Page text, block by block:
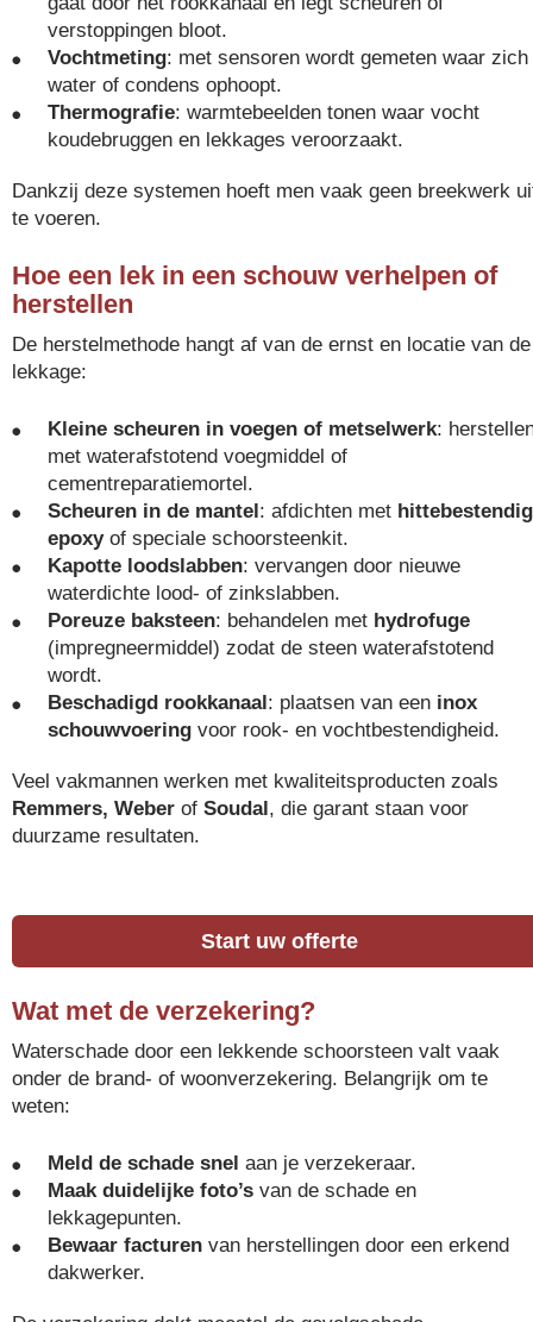
verstoppingen bloot.
Vochtmeting: met sensoren wordt gemeten waar zich
water of condens ophoopt.
Thermografie: warmtebeelden tonen waar vocht
koudebruggen en lekkages veroorzaakt.
Dankzij deze systemen hoeft men vaak geen breekwerk
te voeren.
Hoe een lek in een schouw verhelpen of
herstellen
De herstelmethode hangt af van de ernst en locatie van de
lekkage:
Kleine scheuren in voegen of metselwerk:
met waterafstotend voegmiddel of
cementreparatiemortel.
Scheuren in de mantel: afdichten met
epoxyof speciale schoorsteenkit.
Kapotte loodslabben: vervangen door nieuwe
waterdichte lood- of zinkslabben.
Poreuze baksteen: behandelen met hydrofuge
(impregneermiddel) zodat de steen waterafstotend
wordt.
Beschadigd rookkanaal: plaatsen van een inox
schouwvoering voor rook- en vochtbestendigheid.
Veel vakmannen werken met kwaliteitsproducten zoals
Remmers, Weber of Soudal, die garant staan voor
duurzame resultaten.
Start uw offerte
Wat met de verzekering?
Waterschade door een lekkende schoorsteen valt vaak
onder de brand- of woonverzekering. Belangrijk om te
weten:
Meld de schade snel aan je verzekeraar.
Maak duidelijke foto’s van de schade en
lekkagepunten.
Bewaar facturen van herstellingen door een erkend
dakwerker.